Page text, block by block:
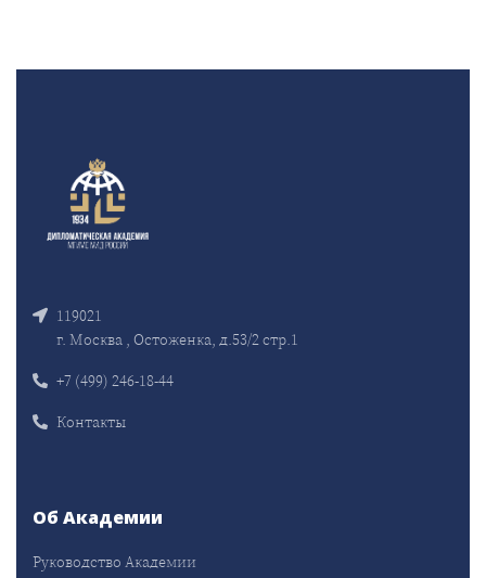
119021
г. Москва , Остоженка, д.53/2 стр.1
+7 (499) 246-18-44
Контакты
Об Академии
Руководство Академии